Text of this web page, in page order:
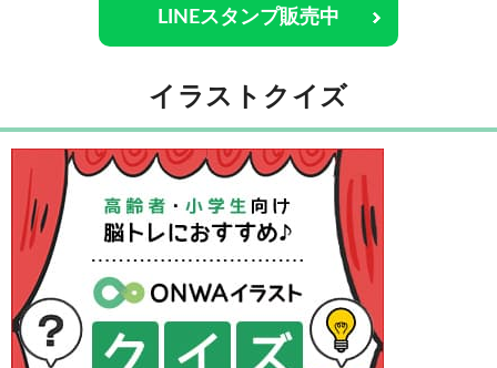
LINEスタンプ販売中
イラストクイズ